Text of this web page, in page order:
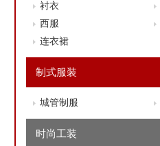
衬衣
西服
连衣裙
制式服装
城管制服
时尚工装